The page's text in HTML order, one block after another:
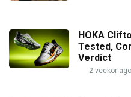
HOKA
Tested,
Verdict
2 veckor ago